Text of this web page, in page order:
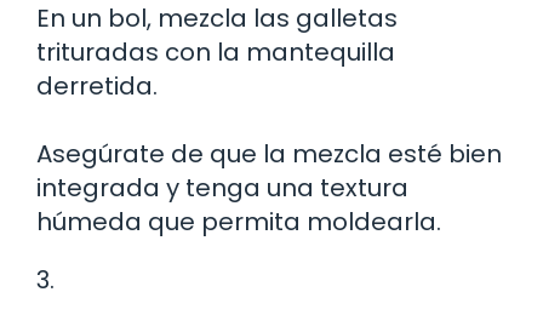
En un bol, mezcla las galletas
trituradas con la mantequilla
derretida.
Asegúrate de que la mezcla esté bien
integrada y tenga una textura
húmeda que permita moldearla.
3.